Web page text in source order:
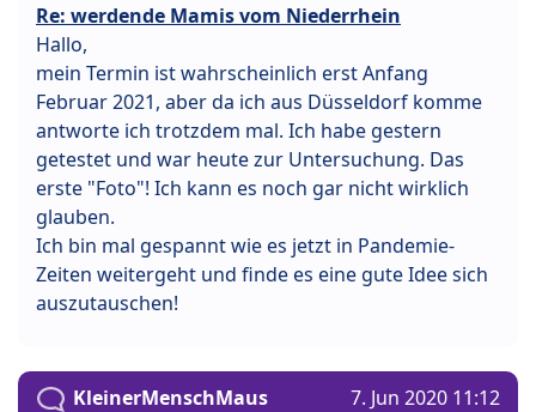
Re: werdende Mamis vom Niederrhein
Hallo,
mein Termin ist wahrscheinlich erst Anfang
Februar 2021, aber da ich aus Düsseldorf komme
antworte ich trotzdem mal. Ich habe gestern
getestet und war heute zur Untersuchung. Das
erste "Foto"! Ich kann es noch gar nicht wirklich
glauben.
Ich bin mal gespannt wie es jetzt in Pandemie-
Zeiten weitergeht und finde es eine gute Idee sich
auszutauschen!
KleinerMenschMaus 7. Jun 2020 11:12